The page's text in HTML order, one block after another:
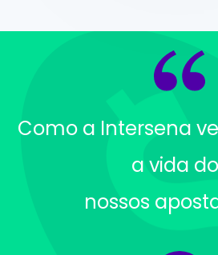
Como a Intersena
a vida
nossos